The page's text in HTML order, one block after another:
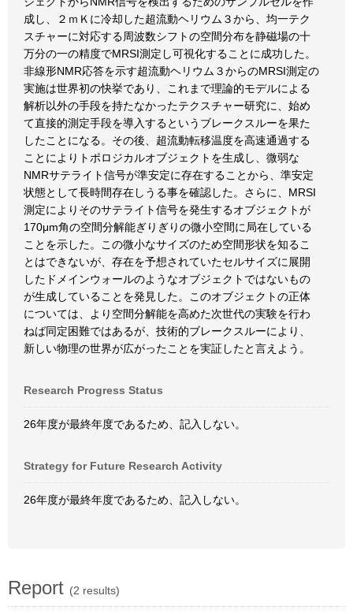
成し、２ｍＫに冷却した超流動ヘリウム３から、均一テク
スチャーに対応する周波数シフトの空間分布を静磁場の十
万分の一の精度でMRSI測定し可視化することに成功した。
非線形NMR応答を示す超流動ヘリウム３からのMRSI測定の
実施は世界初の快挙であり、これまで理論的モデルによる
解析以外の手段を持たなかったテクスチャー研究に、始め
て直接的測定手段を導入するというブレークスルーを果た
したことになる。その後、超流動転移温度を高速通過する
ことによりトポロジカルオブジェクトを生成し、微弱な
NMRサテライト信号が準安定に存在することから、準安定
状態として長時間存在しうる事を確認した。さらに、MRSI
測定によりそのサテライト信号を発生するオブジェクトが
170μm角の空間分解能ぎりぎりの微小空間に局在している
ことを示した。この微小なサイズのため空間形状を知るこ
とはできないが、存在を予想されていたセルサイズに展開
したドメインウォールのようなオブジェクトではないもの
が生成していることを発見した。このオブジェクトの正体
については、より空間分解能を高めた次世代の実験を行わ
ねば同定困難ではあるが、技術的ブレークスルーにより、
新しい物理の世界が広がったことを実証したと言えよう。
Research Progress Status
26年度が最終年度であるため、記入しない。
Strategy for Future Research Activity
26年度が最終年度であるため、記入しない。
Report (2 results)